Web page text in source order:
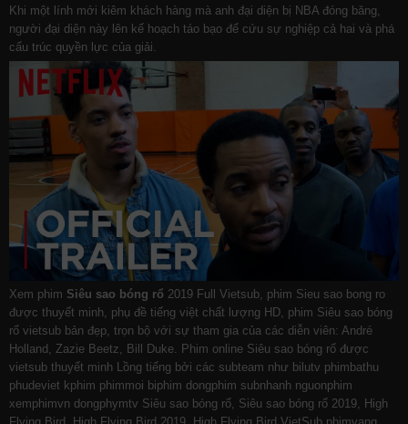
Khi một lính mới kiêm khách hàng mà anh đại diện bị NBA đóng băng,
người đại diện này lên kế hoạch táo bạo để cứu sự nghiệp cả hai và phá
cấu trúc quyền lực của giải.
Xem phim Siêu sao bóng rổ 2019 Full Vietsub, phim Sieu sao bong ro
được thuyết minh, phụ đề tiếng việt chất lượng HD, phim Siêu sao bóng
rổ vietsub bản đẹp, trọn bộ với sự tham gia của các diễn viên: André
Holland, Zazie Beetz, Bill Duke. Phim online Siêu sao bóng rổ được
vietsub thuyết minh Lồng tiếng bởi các subteam như bilutv phimbathu
phudeviet kphim phimmoi biphim dongphim subnhanh nguonphim
xemphimvn dongphymtv Siêu sao bóng rổ, Siêu sao bóng rổ 2019, High